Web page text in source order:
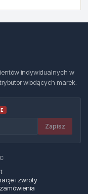
indywidualnych w
wiodących marek.
Zapisz
i zwroty